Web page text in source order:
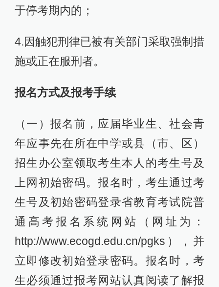
于停考期内的；
4.因触犯刑律已被有关部门采取强制措
施或正在服刑者。
报名方式及报考手续
（一）报名前，应届毕业生、社会青
年应事先在所在中学或县（市、区）
招生办公室领取考生本人的考生号及
上网初始密码。报名时，考生通过考
生号及初始密码登录省教育考试院普
通高考报名系统网站（网址为：
http://www.ecogd.edu.cn/pgks），并
立即修改初始登录密码。报名时，考
生必须通过报考网站认真阅读了解报